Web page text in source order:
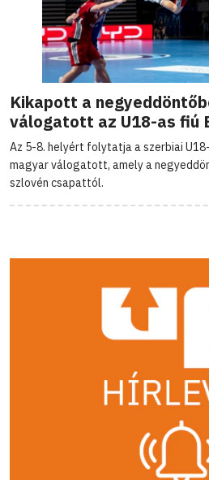
Kikapott a
válogatott az U18-as fiú
Az 5-8. helyért folytatja a szerbiai
magyar válogatott, amely a
szlovén csapattól.